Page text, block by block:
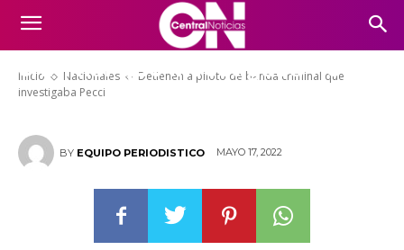
Inicio Nacionales
Detienen a piloto de banda criminal que
investigaba Pecci
Detienen a piloto de banda
criminal que investigaba Pecci
BY EQUIPO PERIODISTICO MAYO 17, 2022